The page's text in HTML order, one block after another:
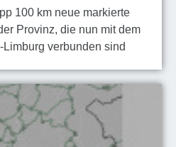
100 km neue markierte
Provinz, die nun mit dem
verbunden sind